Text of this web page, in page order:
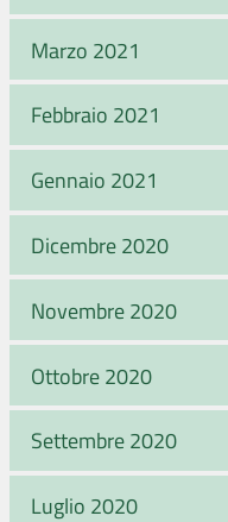
Marzo 2021
Febbraio 2021
Gennaio 2021
Dicembre 2020
Novembre 2020
Ottobre 2020
Settembre 2020
Luglio 2020